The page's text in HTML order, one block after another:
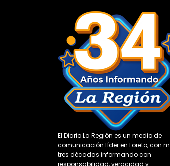
El Diario La Región es un medio de
comunicación líder en Loreto, con
tres décadas informando con
responsabilidad, veracidad y